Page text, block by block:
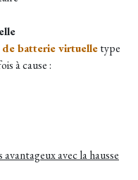
batterie virtuelletype
à cause :
avec la hausse